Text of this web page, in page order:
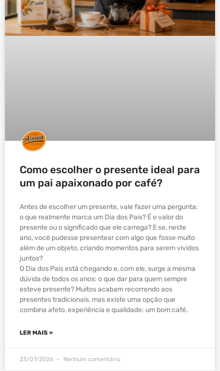
Como escolher o presente ideal para
um pai apaixonado por café?
Antes de escolher um presente, vale fazer uma pergunta:
o que realmente marca um Dia dos Pais? É o valor do
presente ou o significado que ele carrega? E se, neste
ano, você pudesse presentear com algo que fosse muito
além de um objeto, criando momentos para serem vividos
juntos?
O Dia dos Pais está chegando e, com ele, surge a mesma
dúvida de todos os anos: o que dar para quem sempre
esteve presente? Muitos acabam recorrendo aos
presentes tradicionais, mas existe uma opção que
combina afeto, experiência e qualidade: um bom café.
LER MAIS »
23/07/2026 Nenhum comentário